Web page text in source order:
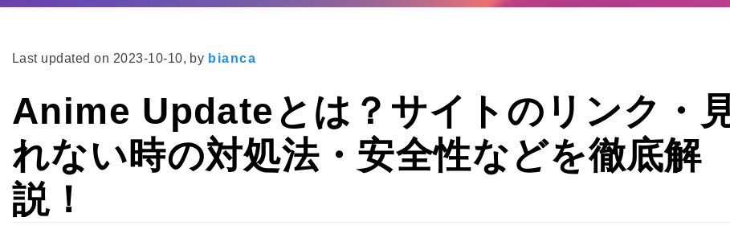
Last updated on 2023-10-10, by bianca
Anime Updateとは？サイトのリンク・
れない時の対処法・安全性などを徹底解
説！